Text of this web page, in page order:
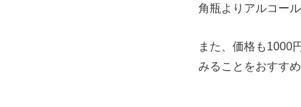
角瓶よりアルコー
また、価格も1000
みることをおすすめ